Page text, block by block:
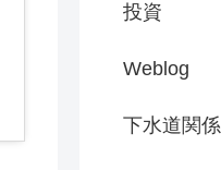
投資
Weblog
下水道関係